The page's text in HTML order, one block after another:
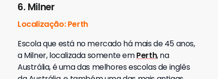
6. Milner
Localização: Perth
Escola que está no mercado há mais de 45 anos,
a Milner, localizada somente emPerth, na
Austrália, é uma das melhores escolas de inglês